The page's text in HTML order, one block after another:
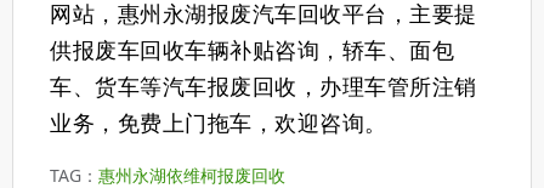
网站，惠州永湖报废汽车回收平台，主要提
供报废车回收车辆补贴咨询，轿车、面包
车、货车等汽车报废回收，办理车管所注销
业务，免费上门拖车，欢迎咨询。
TAG： 惠州永湖依维柯报废回收